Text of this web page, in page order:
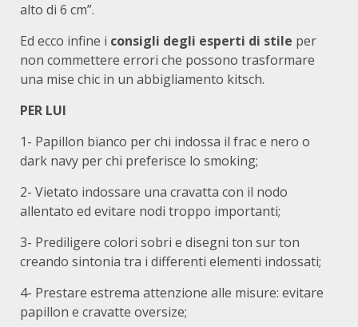
alto di 6 cm”.
Ed ecco infine i consigli degli esperti di stile per
non commettere errori che possono trasformare
una mise chic in un abbigliamento kitsch.
PER LUI
1- Papillon bianco per chi indossa il frac e nero o
dark navy per chi preferisce lo smoking;
2- Vietato indossare una cravatta con il nodo
allentato ed evitare nodi troppo importanti;
3- Prediligere colori sobri e disegni ton sur ton
creando sintonia tra i differenti elementi indossati;
4- Prestare estrema attenzione alle misure: evitare
papillon e cravatte oversize;